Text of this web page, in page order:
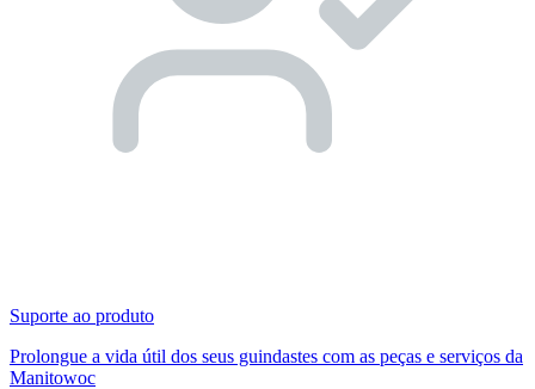
Suporte ao produto
Prolongue a vida útil dos seus guindastes com as peças e serviços da
Manitowoc